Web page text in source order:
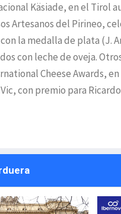
Käsiade, en el Tirol
Artesanos del Pirineo,
la medalla de plata (J.
con leche de oveja.
Cheese Awards,
con premio para